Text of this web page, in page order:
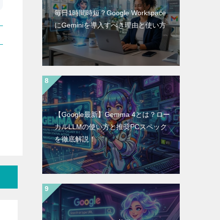
毎日1時間時短？Google Workspace
にGeminiを導入すべき理由と使い方
【Google最新】Gemma 4とは？ロー
カルLLMの使い方と推奨PCスペック
を徹底解説！